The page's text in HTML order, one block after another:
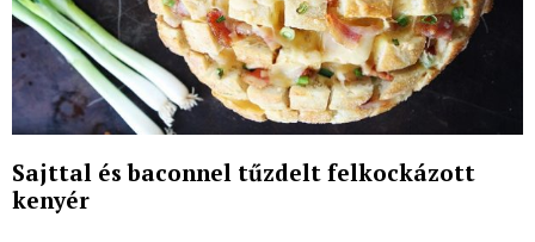
Sajttal és baconnel tűzdelt felkockázott
kenyér